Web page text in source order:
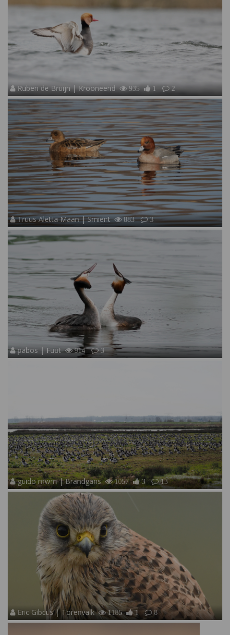
Ruben de Bruijn | Krooneend 935 1 2
Truus Aletta Maan | Smient 883 3
pabos | Fuut 914 3
guido mwm | Brandgans 1057 3 13
Eric Gibcus | Torenvalk 1185 1 8